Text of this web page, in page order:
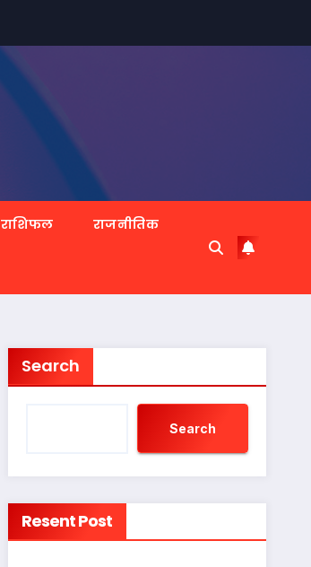
राशिफल राजनीतिक
Search
Search
Resent Post